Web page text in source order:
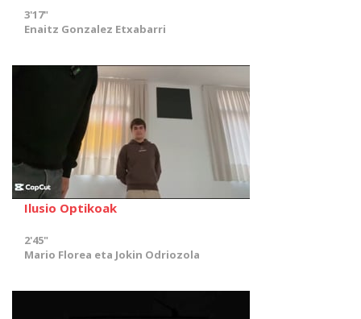
3'17"
Enaitz Gonzalez Etxabarri
Ilusio Optikoak
2'45"
Mario Florea eta Jokin Odriozola